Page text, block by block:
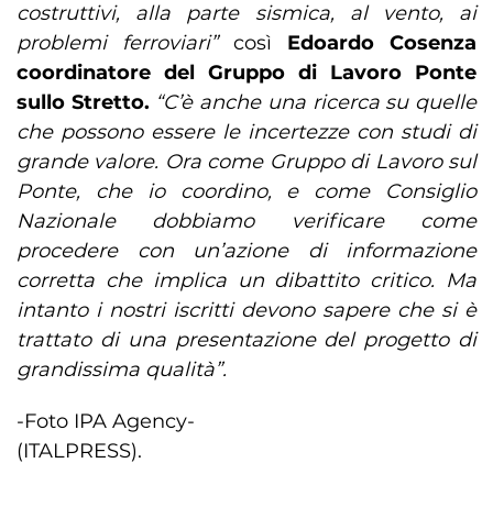
costruttivi, alla parte sismica, al vento, ai
problemi ferroviari”così Edoardo Cosenza
coordinatore del Gruppo di Lavoro Ponte
sullo Stretto. “C’è anche una ricerca su quelle
che possono essere le incertezze con studi di
grande valore. Ora come Gruppo di Lavoro sul
Ponte, che io coordino, e come Consiglio
Nazionale dobbiamo verificare come
procedere con un’azione di informazione
corretta che implica un dibattito critico. Ma
intanto i nostri iscritti devono sapere che si è
trattato di una presentazione del progetto di
grandissima qualità”.
-Foto IPA Agency-
(ITALPRESS).